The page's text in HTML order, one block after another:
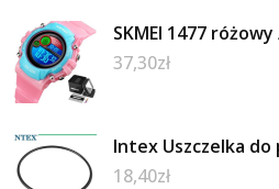
SKMEI 1477
37,30zł
Intex Uszczelka
18,40zł